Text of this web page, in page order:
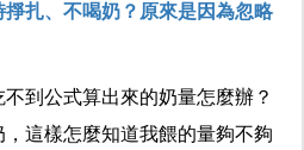
掙扎、不喝奶？原來是因為忽略
到公式算出來的奶量怎麼辦？
這樣怎麼知道我餵的量夠不夠